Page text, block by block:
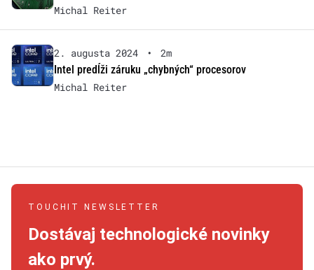
Michal Reiter
2. augusta 2024 •
2m
Intel predĺži záruku „chybných“ procesorov
Michal Reiter
TOUCHIT NEWSLETTER
Dostávaj technologické novinky
ako prvý.